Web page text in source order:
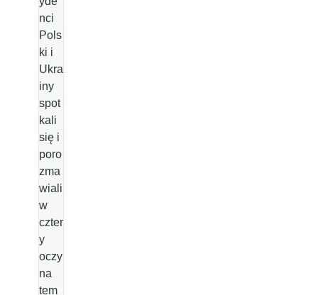
nci
Pols
ki i
Ukra
iny
spot
kali
się i
poro
zma
wiali
w
czter
y
oczy
na
tem